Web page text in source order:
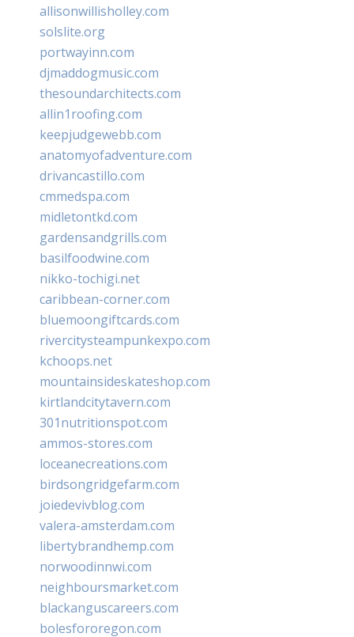
allisonwillisholley.com
solslite.org
portwayinn.com
djmaddogmusic.com
thesoundarchitects.com
allin1roofing.com
keepjudgewebb.com
anatomyofadventure.com
drivancastillo.com
cmmedspa.com
midletontkd.com
gardensandgrills.com
basilfoodwine.com
nikko-tochigi.net
caribbean-corner.com
bluemoongiftcards.com
rivercitysteampunkexpo.com
kchoops.net
mountainsideskateshop.com
kirtlandcitytavern.com
301nutritionspot.com
ammos-stores.com
loceanecreations.com
birdsongridgefarm.com
joiedevivblog.com
valera-amsterdam.com
libertybrandhemp.com
norwoodinnwi.com
neighboursmarket.com
blackanguscareers.com
bolesfororegon.com